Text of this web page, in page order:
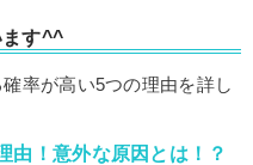
ます^^
率が高い5つの理由を詳し
由！意外な原因とは！？